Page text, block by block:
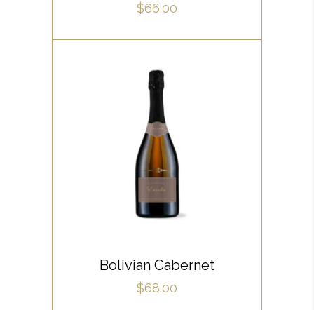
$66.00
WHITE
Lorem ipsum dolor sit amet,
offendit adipisci quo id, ne vel
vidit facilisis aliquando. Nostrud
forensibus at vix. Ad qui
imperdiet dissentias. Mel eu
apeirian qui. Sed an justo
Bolivian Cabernet
$68.00